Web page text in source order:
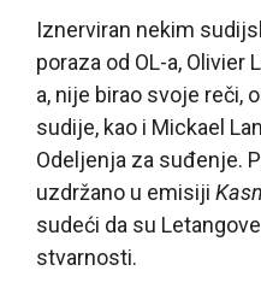
Iznerviran nekim
poraza od OL-a, Olivier
a, nije birao svoje reči,
sudije, kao i Mickael
Odeljenja za suđenje.
uzdržano u emisiji
sudeći da su
stvarnosti.